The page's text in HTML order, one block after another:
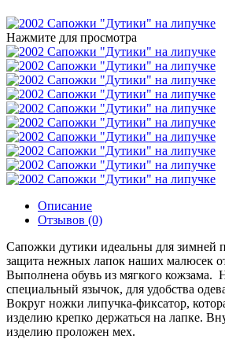
Нажмите для просмотра
Описание
Отзывов (0)
Сапожки дутики идеальны для зимней
защита нежных лапок наших малюсек
Выполнена обувь из мягкого кожзама.
специальный язычок, для удобства
Вокруг ножки липучка-фиксатор,
изделию крепко держаться на лапке.
изделию проложен мех.